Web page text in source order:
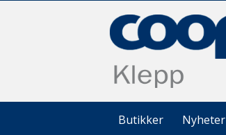
Butikker Nyheter